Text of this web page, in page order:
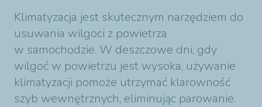
Klimatyzacja jest skutecznym narzędziem do
usuwania wilgoci z powietrza
w samochodzie. W deszczowe dni, gdy
wilgoć w powietrzu jest wysoka, używanie
klimatyzacji pomoże utrzymać klarowność
szyb wewnętrznych, eliminując parowanie.